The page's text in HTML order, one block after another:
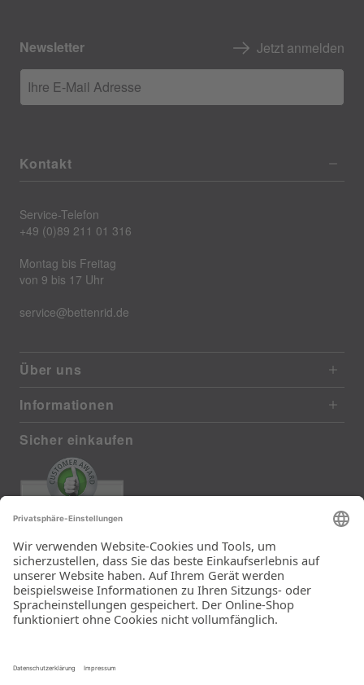
Newsletter Jetzt anmelden
Ihre E-Mail Adresse
Kontakt
Service-Telefon
+49 (0)89 211 01 316
Montag bis Freitag
von 9 bis 17 Uhr
service@bettenrid.de
Über uns
Informationen
Sicher einkaufen
368 reviews from real customers
(last 12 months)
Total: 11290
Die Auswahl und die
Einfachheit der
Bestellung.